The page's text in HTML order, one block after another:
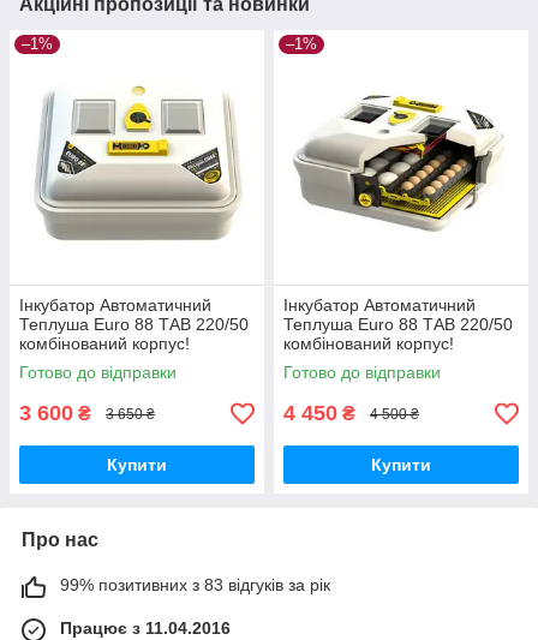
Акційні пропозиції та новинки
–1%
Інкубатор Автоматичний
Теплуша Euro 88 ТАВ 220/50
комбінований корпус!
Новинка!
Готово до відправки
3 600 ₴ 3 650 ₴
Купити
–1%
Інкубатор Автоматичний
Теплуша Euro 88 ТАВ 220/50
комбінований корпус!
Новинка!
Готово до відправки
4 450 ₴ 4 500 ₴
Купити
Про нас
99% позитивних з 83 відгуків за рік
Працює з 11.04.2016